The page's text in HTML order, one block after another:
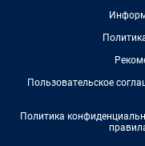
Пользовательское
Политика